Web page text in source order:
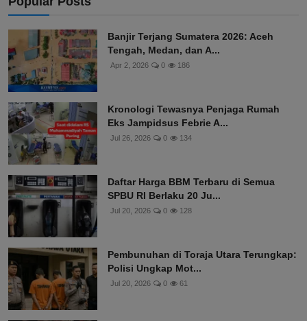
Banjir Terjang Sumatera 2026: Aceh
Tengah, Medan, dan A...
Apr 2, 2026 0 186
Kronologi Tewasnya Penjaga Rumah
Eks Jampidsus Febrie A...
Jul 26, 2026 0 134
Daftar Harga BBM Terbaru di Semua
SPBU RI Berlaku 20 Ju...
Jul 20, 2026 0 128
Pembunuhan di Toraja Utara Terungkap:
Polisi Ungkap Mot...
Jul 20, 2026 0 61